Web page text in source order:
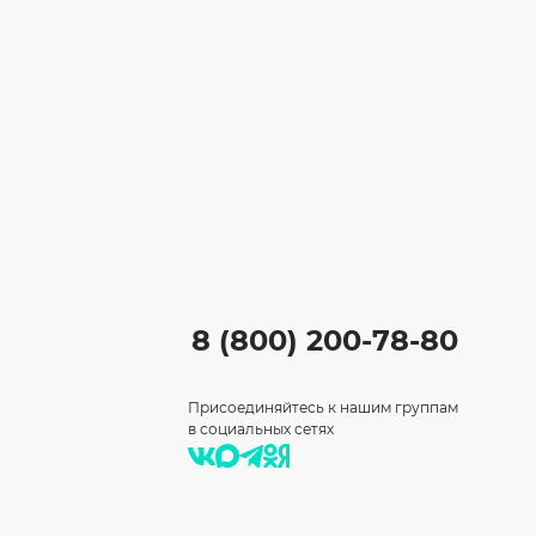
8 (800) 200-78-80
Присоединяйтесь к нашим группам
в социальных сетях